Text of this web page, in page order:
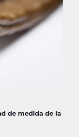
de medida de la